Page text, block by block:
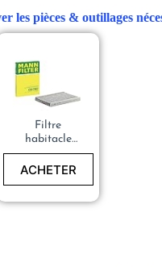
les pièces & outillages
Filtre
habitacle
(pollen)
Mann Filter
ACHETER